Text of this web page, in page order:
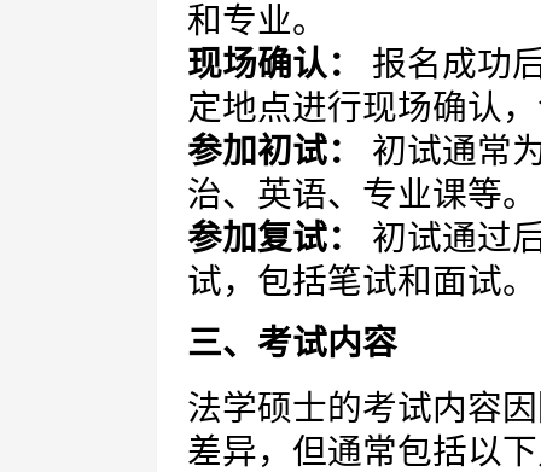
和专业。
现场确认：
报名成功
定地点进行现场确认
参加初试：
初试通常
治、英语、专业课等。
参加复试：
初试通过
试，包括笔试和面试。
三、考试内容
法学硕士的考试内容
差异，但通常包括以